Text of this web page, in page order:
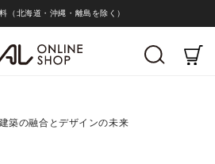
（北海道・沖縄・離島を除く）
築の融合とデザインの未来